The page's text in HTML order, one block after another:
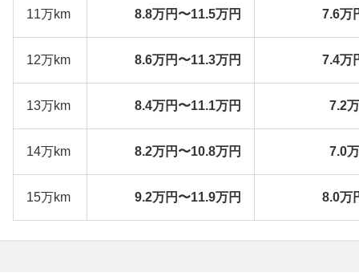
11万km 8.8万円〜11.5万円 7.6万
12万km 8.6万円〜11.3万円 7.4万
13万km 8.4万円〜11.1万円 7.2
14万km 8.2万円〜10.8万円 7.0
15万km 9.2万円〜11.9万円 8.0万